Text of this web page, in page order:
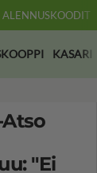
ALENNUSKOODIT
KASARI
"Ei